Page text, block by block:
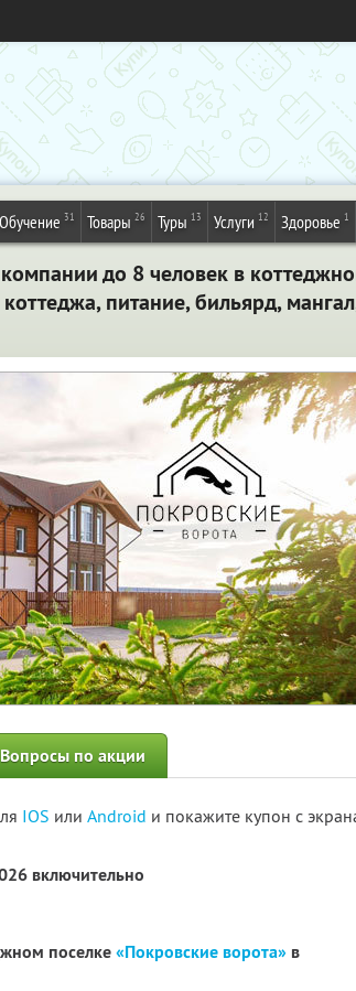
Обучение 31 Товары 26 Туры 13 Услуги 12 Здоровье 1
до 8 человек в
питание, бильярд,
Вопросы по акции
IOS или Android и покажите купон с
включительно
поселке«Покровские ворота» в